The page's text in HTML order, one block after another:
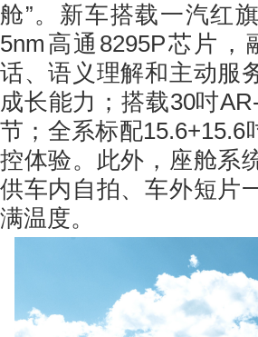
舱”。新车搭载一汽红
5nm高通8295P芯片
话、语义理解和主动服
成长能力；搭载30吋
节；全系标配15.6+15.6
控体验。此外，座舱系
供车内自拍、车外短片
满温度。